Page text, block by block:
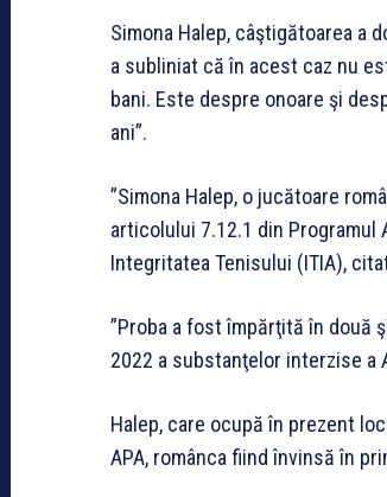
Simona Halep, câştigătoarea a
a subliniat că în acest caz nu
bani. Este despre onoare şi
ani”.
”Simona Halep, o jucătoare
articolului 7.12.1 din Programul
Integritatea Tenisului (ITIA),
”Proba a fost împărţită în două
2022 a substanţelor interzise a
Halep, care ocupă în prezent
APA, românca fiind învinsă în